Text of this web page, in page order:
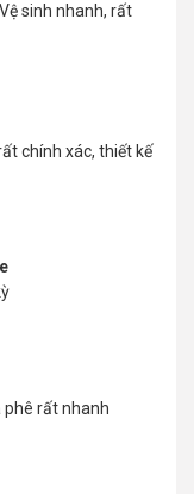
sinh nhanh, rất
chính xác, thiết kế
phê rất nhanh